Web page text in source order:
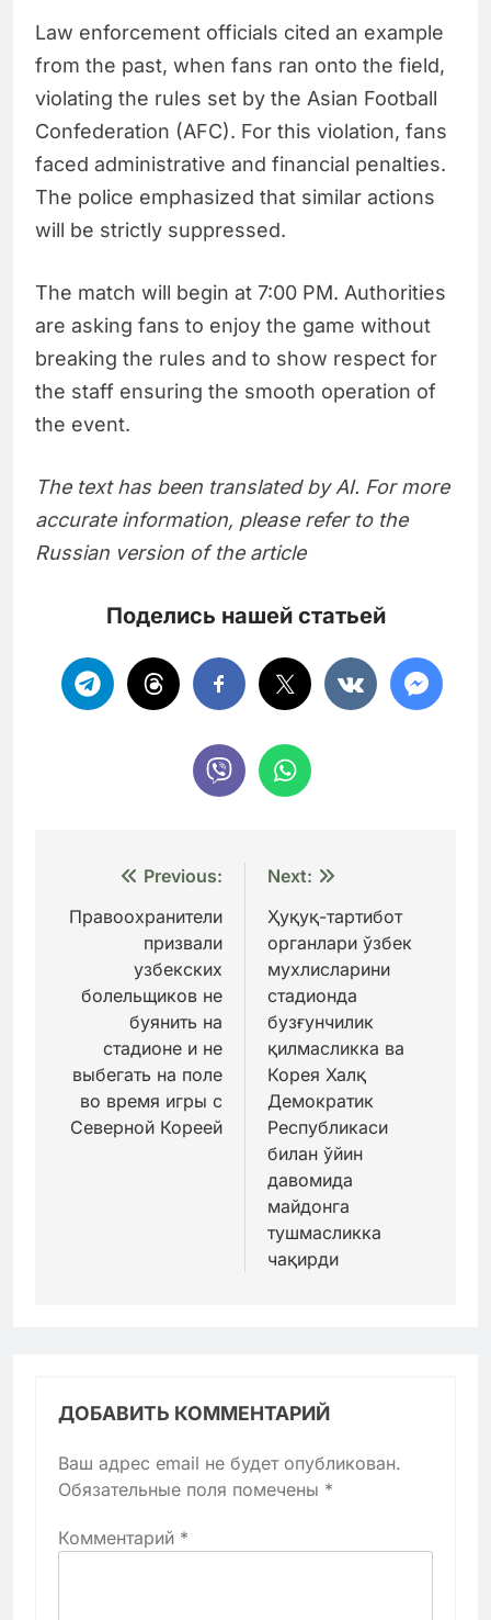
Law enforcement officials cited an example
from the past, when fans ran onto the field,
violating the rules set by the Asian Football
Confederation (AFC). For this violation, fans
faced administrative and financial penalties.
The police emphasized that similar actions
will be strictly suppressed.
The match will begin at 7:00 PM. Authorities
are asking fans to enjoy the game without
breaking the rules and to show respect for
the staff ensuring the smooth operation of
the event.
The text has been translated by AI. For more
accurate information, please refer to the
Russian version of the article
Поделись нашей статьей
Навигация
по
записям
Previous:
Правоохранители
призвали
узбекских
болельщиков не
буянить на
стадионе и не
выбегать на поле
во время игры с
Северной Кореей
Next:
Ҳуқуқ-тартибот
органлари ўзбек
мухлисларини
стадионда
бузғунчилик
қилмасликка ва
Корея Халқ
Демократик
Республикаси
билан ўйин
давомида
майдонга
тушмасликка
чақирди
ДОБАВИТЬ КОММЕНТАРИЙ
Ваш адрес email не будет опубликован.
Обязательные поля помечены *
Комментарий *